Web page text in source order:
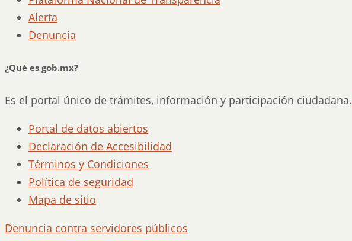
Alerta
Denuncia
¿Qué es gob.mx?
Es el portal único de trámites, información y participación ciudadana.
Portal de datos abiertos
Declaración de Accesibilidad
Términos y Condiciones
Política de seguridad
Mapa de sitio
Denuncia contra servidores públicos